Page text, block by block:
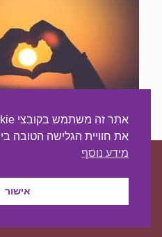
עיצוב ובניית האתר:
את חוויית הגלישה הטובה
מידע נוסף
אישור